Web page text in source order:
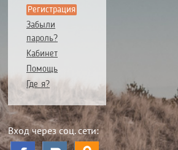
Регистрация
Забыли
пароль?
Кабинет
Помощь
Где я?
Вход через соц. сети: